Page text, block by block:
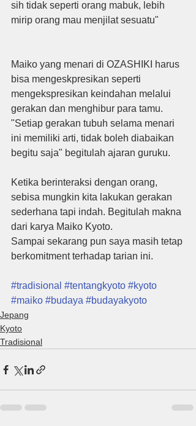
sih tidak seperti orang mabuk, lebih
mirip orang mau menjilat sesuatu"
Maiko yang menari di OZASHIKI harus
bisa mengeskpresikan seperti
mengekspresikan keindahan melalui
gerakan dan menghibur para tamu.
"Setiap gerakan tubuh selama menari
ini memiliki arti, tidak boleh diabaikan
begitu saja" begitulah ajaran guruku.
Ketika berinteraksi dengan orang,
sebisa mungkin kita lakukan gerakan
sederhana tapi indah. Begitulah makna
dari karya Maiko Kyoto.
Sampai sekarang pun saya masih tetap
berkomitment terhadap tarian ini.
#tradisional #tentangkyoto #kyoto
#maiko #budaya #budayakyoto
Jepang
Kyoto
Tradisional